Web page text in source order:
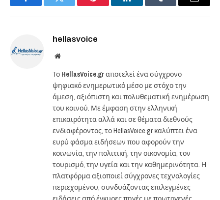
FacebookTwitter Pinterest LinkedInTumblr Email
hellasvoice
Website
Το HellasVoice.grαποτελεί ένα σύγχρονο
ψηφιακό ενημερωτικό μέσο με στόχο την
άμεση, αξιόπιστη και πολυθεματική ενημέρωση
του κοινού. Με έμφαση στην ελληνική
επικαιρότητα αλλά και σε θέματα διεθνούς
ενδιαφέροντος, το HellasVoice.gr καλύπτει ένα
ευρύ φάσμα ειδήσεων που αφορούν την
κοινωνία, την πολιτική, την οικονομία, τον
τουρισμό, την υγεία και την καθημερινότητα. Η
πλατφόρμα αξιοποιεί σύγχρονες τεχνολογίες
περιεχομένου, συνδυάζοντας επιλεγμένες